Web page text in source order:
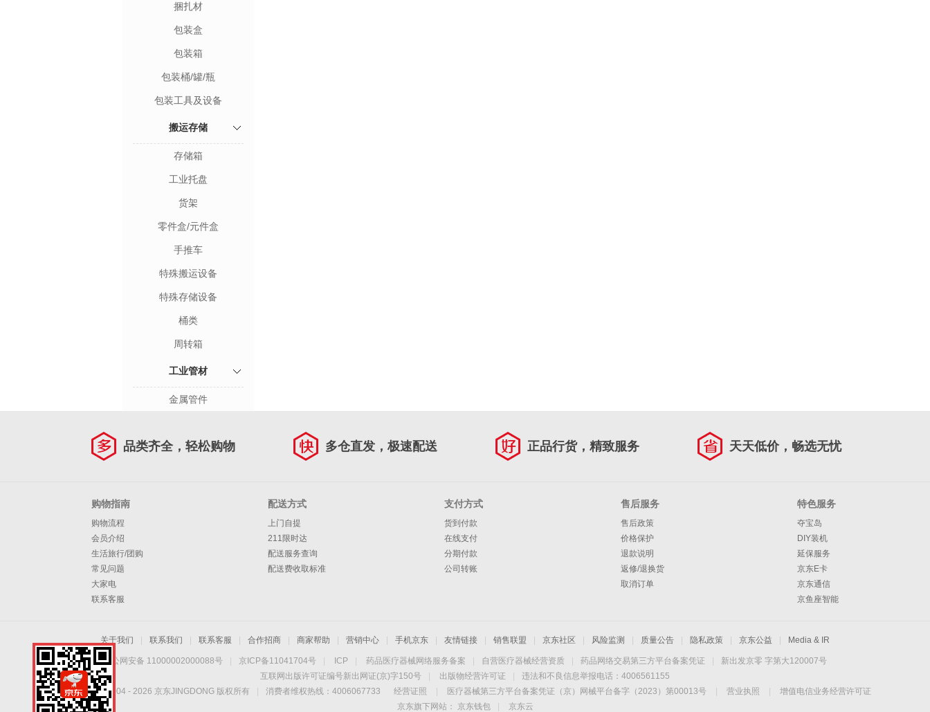
捆扎材
包装盒
包装箱
包装桶/罐/瓶
包装工具及设备
搬运存储
存储箱
工业托盘
货架
零件盒/元件盒
手推车
特殊搬运设备
特殊存储设备
桶类
周转箱
工业管材
金属管件
品类齐全，轻松购物 多仓直发，极速配送 正品行货，精致服务 天天低价，畅选无忧
购物指南
购物流程
会员介绍
生活旅行/团购
常见问题
大家电
联系客服
配送方式
上门自提
211限时达
配送服务查询
配送费收取标准
支付方式
货到付款
在线支付
分期付款
公司转账
售后服务
售后政策
价格保护
退款说明
返修/退换货
取消订单
特色服务
夺宝岛
DIY装机
延保服务
京东E卡
京东通信
京鱼座智能
关于我们 联系我们 联系客服 合作招商 商家帮助 营销中心 手机京东 友情链接 销售联盟 京东社区 风险监测 质量公告 隐私政策 京东公益 Media & IR
京公网安备 11000002000088号 京ICP备11041704号 ICP 药品医疗器械网络服务备案 自营医疗器械经营资质 药品网络交易第三方平台备案凭证
新出发京零 字第大120007号
互联网出版许可证编号新出网证(京)字150号
出版物经营许可证
违法和不良信息举报电话：4006561155
Copyright © 2004 - 2026 京东JINGDONG 版权所有 消费者维权热线：4006067733 经营证照 医疗器械第三方平台备案凭证（京）网械平台备字（2023）第00013号 营业执照
增值电信业务经营许可证
京东旗下网站：
京东钱包 京东云